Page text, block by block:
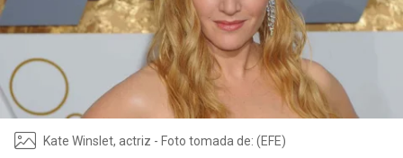
Kate Winslet, actriz - Foto tomada de: (EFE)